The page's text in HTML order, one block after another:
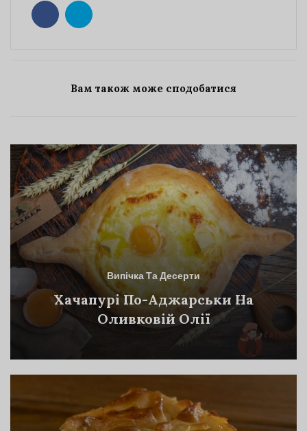
Вам також може сподобатися
Випічка Та Десерти
Хачапурі По-Аджарськи На
Оливковій Олії